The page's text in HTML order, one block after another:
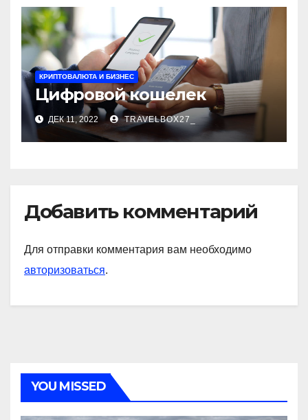
КРИПТОВАЛЮТА И БИЗНЕС
Цифровой кошелек
ДЕК 11, 2022 TRAVELBOX27_
Добавить комментарий
Для отправки комментария вам необходимо
авторизоваться.
YOU MISSED